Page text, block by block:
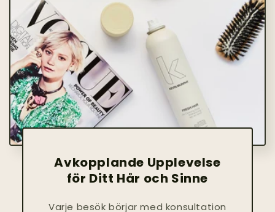
Avkopplande Upplevelse
för Ditt Hår och Sinne
Varje besök börjar med konsultation